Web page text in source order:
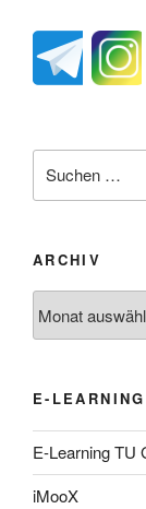
nach:
ARCHIV
E-
E-Learning TU
iMooX